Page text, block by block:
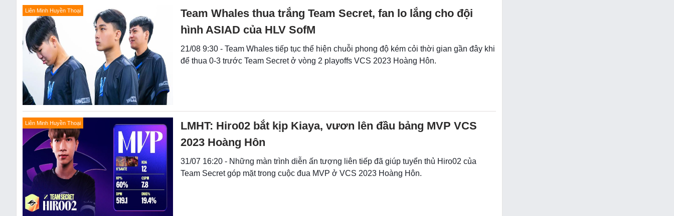
Liên Minh Huyền Thoại
Team Whales thua trắng Team Secret, fan lo lắng cho đội
hình ASIAD của HLV SofM
21/08 9:30 - Team Whales tiếp tục thể hiện chuỗi phong độ kém cỏi thời gian gần đây khi
để thua 0-3 trước Team Secret ở vòng 2 playoffs VCS 2023 Hoàng Hôn.
Liên Minh Huyền Thoại
LMHT: Hiro02 bắt kịp Kiaya, vươn lên đầu bảng MVP VCS
2023 Hoàng Hôn
31/07 16:20 - Những màn trình diễn ấn tượng liên tiếp đã giúp tuyển thủ Hiro02 của
Team Secret góp mặt trong cuộc đua MVP ở VCS 2023 Hoàng Hôn.